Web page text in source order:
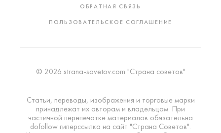
ОБРАТНАЯ СВЯЗЬ
ПОЛЬЗОВАТЕЛЬСКОЕ СОГЛАШЕНИЕ
© 2026 strana-sovetov.com "Страна советов"
Статьи, переводы, изображения и торговые марки
принадлежат их авторам и владельцам. При
частичной перепечатке материалов обязательна
dofollow гиперссылка на сайт "Страна Советов".